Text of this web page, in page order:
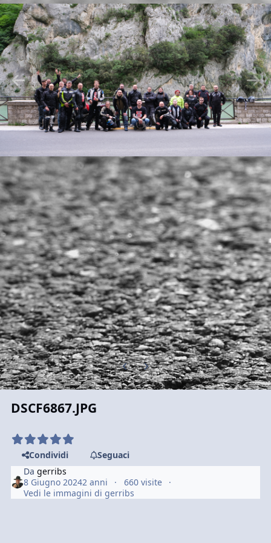
Previous carousel slide
Next carousel slide
DSCF6867.JPG
Condividi
Seguaci
Dagerribs
8 Giugno 20242 anni
660 visite
Vedi le immagini di gerribs